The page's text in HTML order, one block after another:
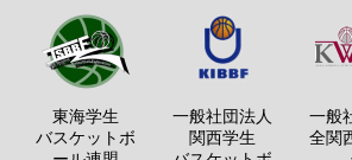
東海学生
バスケットボ
一般社団法人
関西学生
一般
全関